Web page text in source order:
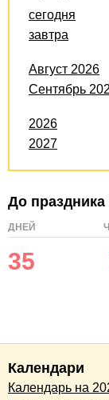
сегодня
завтра
Август 2026
Сентябрь
2026
2027
До праздника
ДНЕЙ
35
Календари
Календарь на